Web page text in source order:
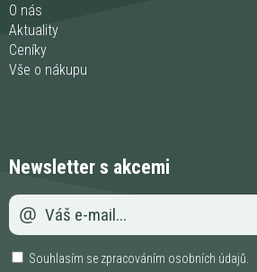
O nás
Aktuality
Ceníky
Vše o nákupu
Newsletter s akcemi
Souhlasím se zpracováním osobních údajů.